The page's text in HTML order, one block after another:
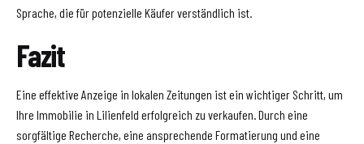
Sprache, die für potenzielle Käufer verständlich ist.
Fazit
Eine effektive Anzeige in lokalen Zeitungen ist ein wichtiger Schritt, um
Ihre Immobilie in Lilienfeld erfolgreich zu verkaufen. Durch eine
sorgfältige Recherche, eine ansprechende Formatierung und eine